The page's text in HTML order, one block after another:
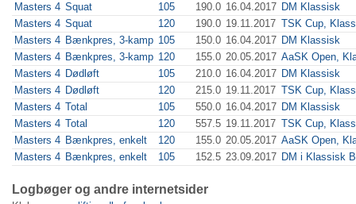
Masters 4 Squat 105 190.0 16.04.2017 DM Klassisk
Masters 4 Squat 120 190.0 19.11.2017 TSK Cup,
Masters 4 Bænkpres, 3-kamp 105 150.0 16.04.2017 DM Klassisk
Masters 4 Bænkpres, 3-kamp 120 155.0 20.05.2017 AaSK Open,
Masters 4 Dødløft 105 210.0 16.04.2017 DM Klassisk
Masters 4 Dødløft 120 215.0 19.11.2017 TSK Cup,
Masters 4 Total 105 550.0 16.04.2017 DM Klassisk
Masters 4 Total 120 557.5 19.11.2017 TSK Cup,
Masters 4 Bænkpres, enkelt 120 155.0 20.05.2017 AaSK Open,
Masters 4 Bænkpres, enkelt 105 152.5 23.09.2017 DM i Klassisk
Logbøger og andre internetsider